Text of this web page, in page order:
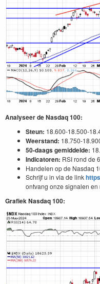
Analyseer de Nasdaq 100:
Steun: 18.600-18.500-
Weerstand: 18.750-
50-daags gemiddelde:
Indicatoren: RSI rond de
Handelen op de Nasdaq
Schrijf u in via de link
ontvang onze signalen en
Grafiek Nasdaq 100: